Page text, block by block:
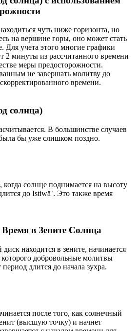
чуть ниже горизонта, но
на вершине горы, оно может стать
учета этого многие графики
2 минуты из рассчитанного времени
меры предосторожности.
не завершать молитву до
времени.
солнца)
В большинстве случаев
бы уже слишком поздно.
когда солнце поднимается на высоту
до Istiwāʾ. Это также время
в Зените Солнца
находится в зените, начинается
которого добровольные молитвы
длится до начала зухра.
после того, как солнечный
(высшую точку) и начнет